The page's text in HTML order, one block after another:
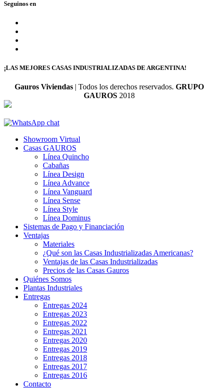
Seguinos en
¡LAS MEJORES CASAS INDUSTRIALIZADAS DE ARGENTINA!
Gauros Viviendas| Todos los derechos reservados. GRUPO
GAUROS2018
Showroom Virtual
Casas GAUROS
Línea Quincho
Cabañas
Línea Design
Línea Advance
Línea Vanguard
Línea Sense
Línea Style
Línea Dominus
Sistemas de Pago y Financiación
Ventajas
Materiales
¿Qué son las Casas Industrializadas Americanas?
Ventajas de las Casas Industrializadas
Precios de las Casas Gauros
Quiénes Somos
Plantas Industriales
Entregas
Entregas 2024
Entregas 2023
Entregas 2022
Entregas 2021
Entregas 2020
Entregas 2019
Entregas 2018
Entregas 2017
Entregas 2016
Contacto